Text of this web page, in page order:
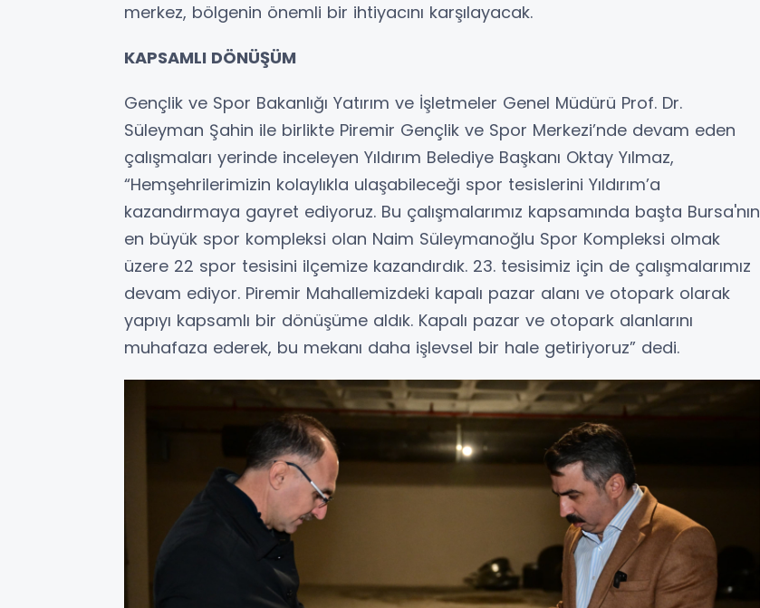
merkez, bölgenin önemli bir ihtiyacını karşılayacak.
KAPSAMLI DÖNÜŞÜM
Gençlik ve Spor Bakanlığı Yatırım ve İşletmeler Genel Müdürü Prof. Dr.
Süleyman Şahin ile birlikte Piremir Gençlik ve Spor Merkezi’nde devam eden
çalışmaları yerinde inceleyen Yıldırım Belediye Başkanı Oktay Yılmaz,
“Hemşehrilerimizin kolaylıkla ulaşabileceği spor tesislerini Yıldırım’a
kazandırmaya gayret ediyoruz. Bu çalışmalarımız kapsamında başta Bursa'nın
en büyük spor kompleksi olan Naim Süleymanoğlu Spor Kompleksi olmak
üzere 22 spor tesisini ilçemize kazandırdık. 23. tesisimiz için de çalışmalarımız
devam ediyor. Piremir Mahallemizdeki kapalı pazar alanı ve otopark olarak
yapıyı kapsamlı bir dönüşüme aldık. Kapalı pazar ve otopark alanlarını
muhafaza ederek, bu mekanı daha işlevsel bir hale getiriyoruz” dedi.